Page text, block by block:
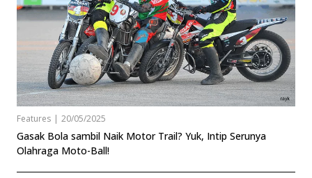
Features | 20/05/2025
Gasak Bola sambil Naik Motor Trail? Yuk, Intip Serunya
Olahraga Moto-Ball!